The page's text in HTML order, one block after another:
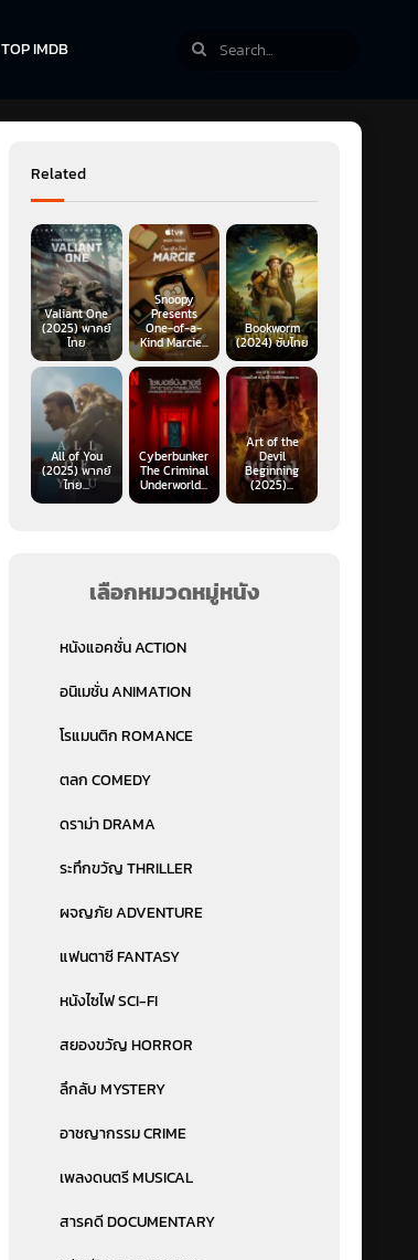
TOP IMDB
Related
Valiant One
(2025) พากย์
ไทย
Snoopy
Presents
One-of-a-
Kind Marcie...
Bookworm
(2024) ซับไทย
All of You
(2025) พากย์
ไทย...
Cyberbunker
The Criminal
Underworld...
Art of the
Devil
Beginning
(2025)...
เลือกหมวดหมู่หนัง
หนังแอคชั่น ACTION
อนิเมชั่น ANIMATION
โรแมนติก ROMANCE
ตลก COMEDY
ดราม่า DRAMA
ระทึกขวัญ THRILLER
ผจญภัย ADVENTURE
แฟนตาซี FANTASY
หนังไซไฟ SCI-FI
สยองขวัญ HORROR
ลึกลับ MYSTERY
อาชญากรรม CRIME
เพลงดนตรี MUSICAL
สารคดี DOCUMENTARY